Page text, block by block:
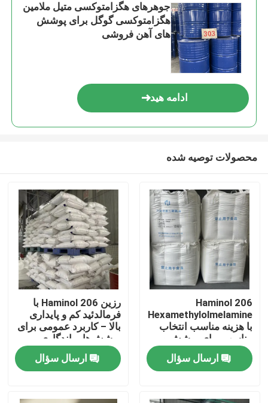
خانه
محصولات
فیلم های
جوهرهای هگزامتوکسی متیل ملامین
هگزامتوکسی گوگل برای پوشش
های آهن فروشی
ادامه هید
محصولات توصیه شده
Haminol 206
Hexamethylolmelamine
با هزینه مناسب انتخاب
مناسب برای پوشش و
چسب
ارسال سؤال
رزین Haminol 206 با
فرمالدئید کم و پایداری
بالا – کاربرد عمومی برای
پوشش‌ها، ماندگاری
طولانی
ارسال سؤال